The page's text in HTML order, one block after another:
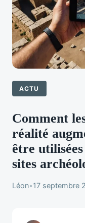
ACTU
Comment
réalité
être
sites
Léon•17 septembre